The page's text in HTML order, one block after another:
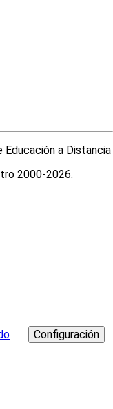
2000-2026.